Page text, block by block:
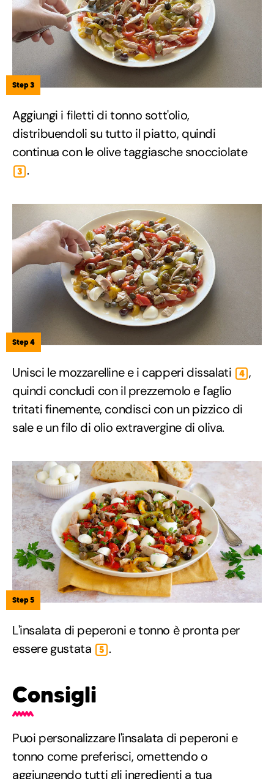
Step 3
Aggiungi i filetti di tonno sott'olio,
distribuendoli su tutto il piatto, quindi
continua con le olive taggiasche snocciolate
3 .
Step 4
Unisci le mozzarelline e i capperi dissalati 4 ,
quindi concludi con il prezzemolo e l'aglio
tritati finemente, condisci con un pizzico di
sale e un filo di olio extravergine di oliva.
Step 5
L'insalata di peperoni e tonno è pronta per
essere gustata
5 .
Consigli
Puoi personalizzare l'insalata di peperoni e
tonno come preferisci, omettendo o
aggiungendo tutti gli ingredienti a tua